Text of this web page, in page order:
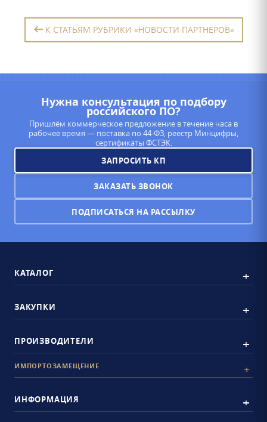
К СТАТЬЯМ РУБРИКИ «НОВОСТИ ПАРТНЁРОВ»
Нужна консультация по подбору
российского ПО?
Пришлём коммерческое предложение в течение часа в
рабочее время — поставка по 44-ФЗ, реестр Минцифры,
сертификаты ФСТЭК.
ЗАПРОСИТЬ КП
ЗАКАЗАТЬ ЗВОНОК
ПОДПИСАТЬСЯ НА РАССЫЛКУ
КАТАЛОГ
ЗАКУПКИ
ПРОИЗВОДИТЕЛИ
ИМПОРТОЗАМЕЩЕНИЕ
ИНФОРМАЦИЯ